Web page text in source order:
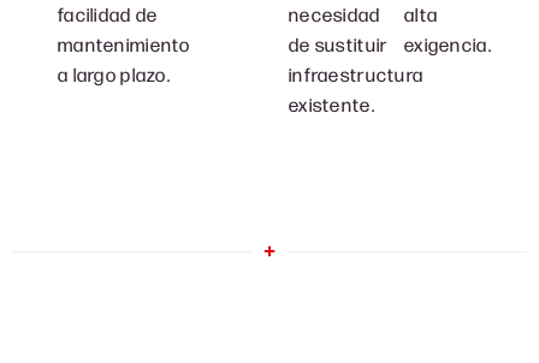
facilidad de
mantenimiento
a largo plazo.
necesidad
de sustituir
infraestructura
existente.
alta
exigencia.